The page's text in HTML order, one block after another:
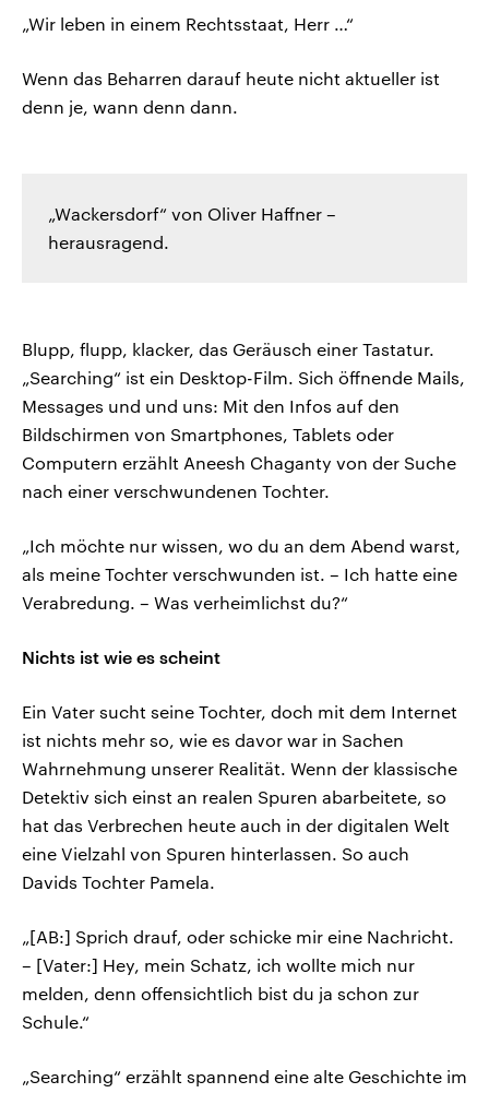
„Wir leben in einem Rechtsstaat, Herr …“
Wenn das Beharren darauf heute nicht aktueller ist
denn je, wann denn dann.
„Wackersdorf“ von Oliver Haffner –
herausragend.
Blupp, flupp, klacker, das Geräusch einer Tastatur.
„Searching“ ist ein Desktop-Film. Sich öffnende Mails,
Messages und und uns: Mit den Infos auf den
Bildschirmen von Smartphones, Tablets oder
Computern erzählt Aneesh Chaganty von der Suche
nach einer verschwundenen Tochter.
„Ich möchte nur wissen, wo du an dem Abend warst,
als meine Tochter verschwunden ist. – Ich hatte eine
Verabredung. – Was verheimlichst du?“
Nichts ist wie es scheint
Ein Vater sucht seine Tochter, doch mit dem Internet
ist nichts mehr so, wie es davor war in Sachen
Wahrnehmung unserer Realität. Wenn der klassische
Detektiv sich einst an realen Spuren abarbeitete, so
hat das Verbrechen heute auch in der digitalen Welt
eine Vielzahl von Spuren hinterlassen. So auch
Davids Tochter Pamela.
„[AB:] Sprich drauf, oder schicke mir eine Nachricht.
– [Vater:] Hey, mein Schatz, ich wollte mich nur
melden, denn offensichtlich bist du ja schon zur
Schule.“
„Searching“ erzählt spannend eine alte Geschichte im